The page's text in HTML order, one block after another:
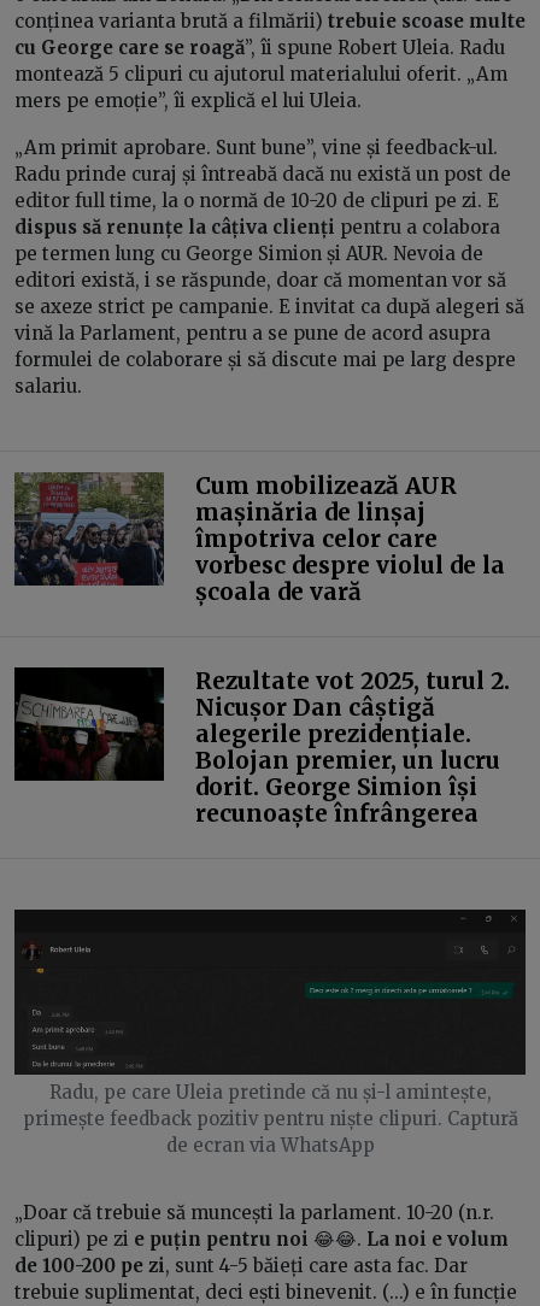
conținea varianta brută a filmării) trebuie scoase multe
cu George care se roagă”, îi spune Robert Uleia. Radu
montează 5 clipuri cu ajutorul materialului oferit. „Am
mers pe emoție”, îi explică el lui Uleia.
„Am primit aprobare. Sunt bune”, vine și feedback-ul.
Radu prinde curaj și întreabă dacă nu există un post de
editor full time, la o normă de 10-20 de clipuri pe zi. E
dispus să renunțe la câțiva clienți pentru a colabora
pe termen lung cu George Simion și AUR. Nevoia de
editori există, i se răspunde, doar că momentan vor să
se axeze strict pe campanie. E invitat ca după alegeri să
vină la Parlament, pentru a se pune de acord asupra
formulei de colaborare și să discute mai pe larg despre
salariu.
Cum mobilizează AUR
mașinăria de linșaj
împotriva celor care
vorbesc despre violul de la
școala de vară
Rezultate vot 2025, turul 2.
Nicușor Dan câștigă
alegerile prezidențiale.
Bolojan premier, un lucru
dorit. George Simion își
recunoaște înfrângerea
Radu, pe care Uleia pretinde că nu și-l amintește,
primește feedback pozitiv pentru niște clipuri. Captură
de ecran via WhatsApp
„Doar că trebuie să muncești la parlament. 10-20 (n.r.
clipuri) pe zi e puțin pentru noi 😂😂. La noi e volum
de 100-200 pe zi, sunt 4-5 băieți care asta fac. Dar
trebuie suplimentat, deci ești binevenit. (...) e în funcție